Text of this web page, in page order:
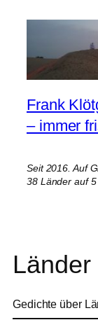
Frank
– immer
Seit 2016. Auf
38 Länder auf
Länder
Gedichte über